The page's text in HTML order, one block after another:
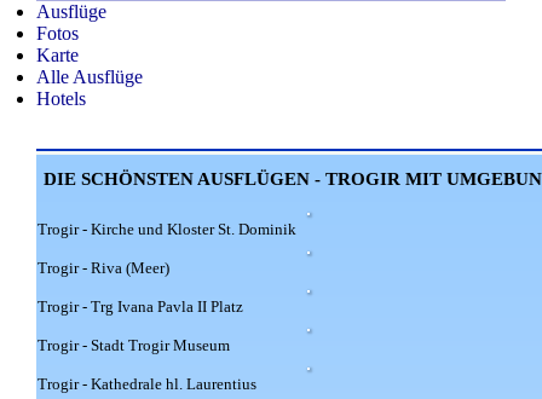
Ausflüge
Fotos
Karte
Alle Ausflüge
Hotels
DIE SCHÖNSTEN AUSFLÜGEN - TROGIR MIT
Trogir - Kirche und Kloster St. Dominik
Trogir - Riva (Meer)
Trogir - Trg Ivana Pavla II Platz
Trogir - Stadt Trogir Museum
Trogir - Kathedrale hl. Laurentius